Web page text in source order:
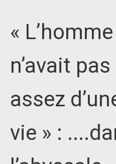
«
n’avait pas
assez
vie » :